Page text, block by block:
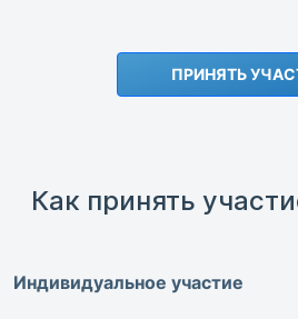
ПРИНЯТЬ
Как принять
Индивидуальное участие